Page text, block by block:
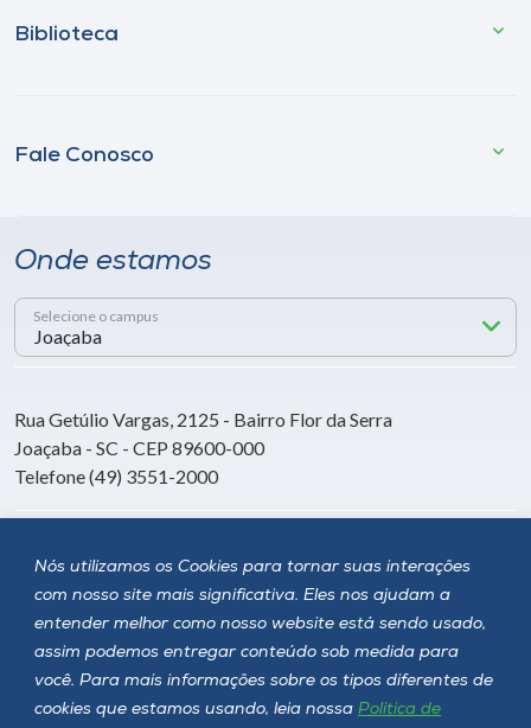
Nós utilizamos os Cookies para tornar suas interações
com nosso site mais significativa. Eles nos ajudam a
entender melhor como nosso website está sendo usado,
assim podemos entregar conteúdo sob medida para
você. Para mais informações sobre os tipos diferentes de
cookies que estamos usando, leia nossa Política de
Biblioteca
Fale Conosco
Onde estamos
Selecione o campus
Rua Getúlio Vargas, 2125 - Bairro Flor da Serra
Joaçaba - SC - CEP 89600-000
Telefone (49) 3551-2000
Siga a Unoesc